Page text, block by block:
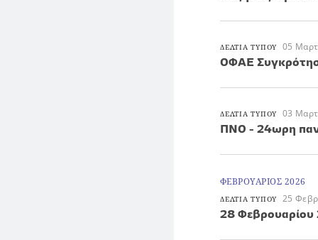
ΔΕΛΤΙΑ ΤΥΠΟΥ 05
ΟΦΑΕ
ΔΕΛΤΙΑ ΤΥΠΟΥ 03
ΠΝΟ - 24ωρη
ΦΕΒΡΟΥΑΡΙΟΣ 2026
ΔΕΛΤΙΑ ΤΥΠΟΥ 25
28